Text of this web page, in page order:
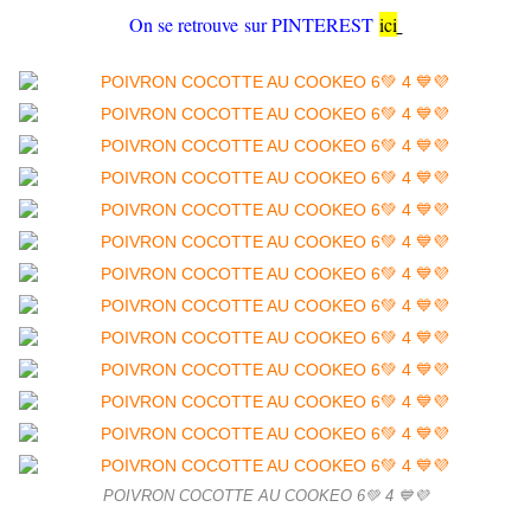
On se retrouve sur PINTEREST ici
POIVRON COCOTTE AU COOKEO 6💚 4 💙💜